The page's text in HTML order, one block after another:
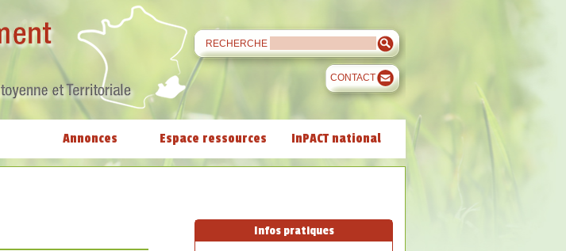
RECHERCHE
CONTACT
Annonces Espace ressources InPACT national
Infos pratiques